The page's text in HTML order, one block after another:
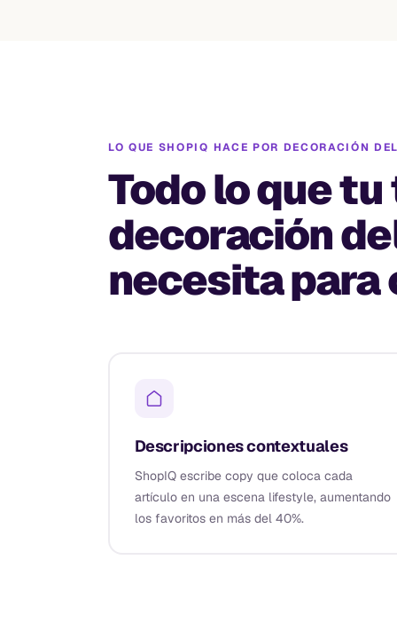
LO QUE SHOPIQ HACE POR DECORACIÓN
Todo lo que
decoración
necesita para
Descripciones contextuales
ShopIQ escribe copy que coloca cada
artículo en una escena lifestyle, aumentando
los favoritos en más del 40%.